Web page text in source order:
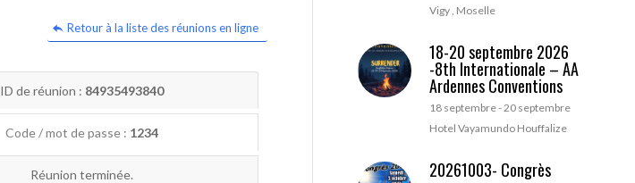
Retour à la liste des réunions en ligne
ID de réunion : 84935493840
Code / mot de passe : 1234
Réunion terminée.
Vigy , Moselle
18-20 septembre 2026
-8th Internationale – AA
Ardennes Conventions
18 septembre-20 septembre
Hotel Vayamundo Houffalize
20261003- Congrès